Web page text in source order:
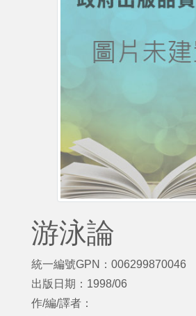
游泳論
統一編號GPN：006299870046
出版日期：1998/06
作/編/譯者：